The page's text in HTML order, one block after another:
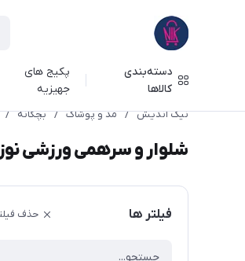
دسته‌بندی
کالاها
پکیج های
جهیزیه
نیک اندیش / مد و پوشاک / بچگانه /
شلوار و سرهمی ورزشی
فیلتر ها حذف